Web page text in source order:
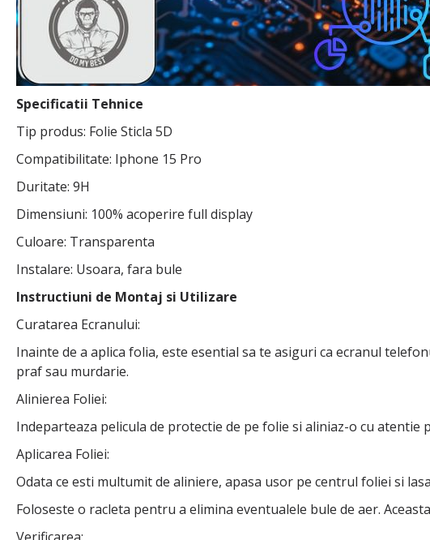
Specificatii Tehnice
Tip produs: Folie Sticla 5D
Compatibilitate: Iphone 15 Pro
Duritate: 9H
Dimensiuni: 100% acoperire full display
Culoare: Transparenta
Instalare: Usoara, fara bule
Instructiuni de Montaj si Utilizare
Curatarea Ecranului:
Inainte de a aplica folia, este esential sa te asiguri ca ecranul
praf sau murdarie.
Alinierea Foliei:
Indeparteaza pelicula de protectie de pe folie si aliniaz-o cu
Aplicarea Foliei:
Odata ce esti multumit de aliniere, apasa usor pe centrul foliei si
Foloseste o racleta pentru a elimina eventualele bule de aer.